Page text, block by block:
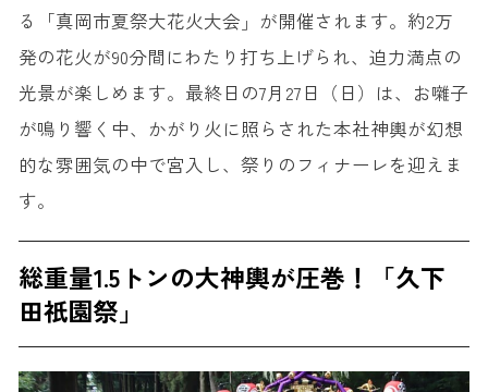
る「真岡市夏祭大花火大会」が開催されます。約2万
発の花火が90分間にわたり打ち上げられ、迫力満点の
光景が楽しめます。最終日の7月27日（日）は、お囃子
が鳴り響く中、かがり火に照らされた本社神輿が幻想
的な雰囲気の中で宮入し、祭りのフィナーレを迎えま
す。
総重量1.5トンの大神輿が圧巻！「久下
田祇園祭」